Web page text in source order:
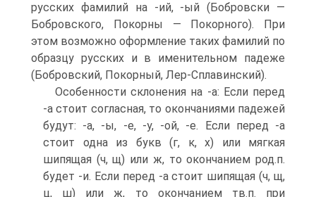
русских фамилий на -ий, -ый (Бобровски —
Бобровского, Покорны — Покорного). При
этом возможно оформление таких фамилий по
образцу русских и в именительном падеже
(Бобровский, Покорный, Лер-Сплавинский).
Особенности склонения на -а: Если перед
-а стоит согласная, то окончаниями падежей
будут: -а, -ы, -е, -у, -ой, -е. Если перед -а
стоит одна из букв (г, к, х) или мягкая
шипящая (ч, щ) или ж, то окончанием род.п.
будет -и. Если перед -а стоит шипящая (ч, щ,
ц, ш) или ж, то окончанием тв.п. при